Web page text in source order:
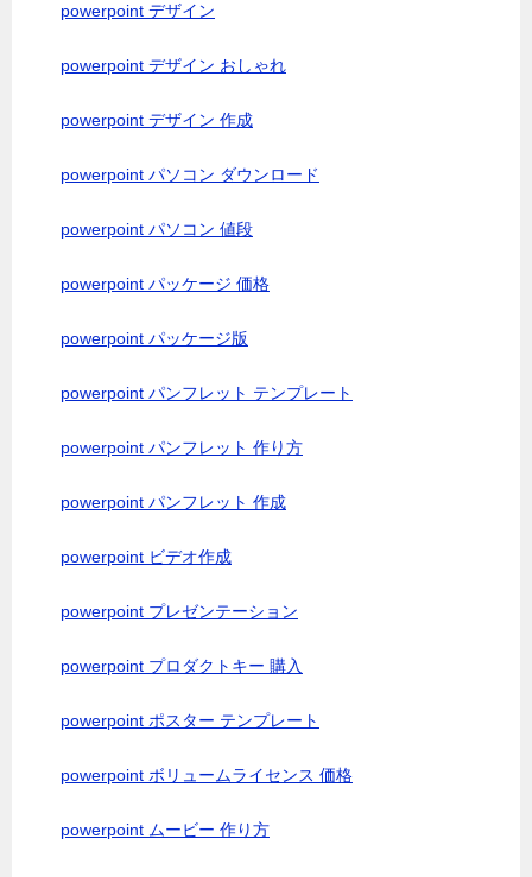
powerpoint デザイン
powerpoint デザイン おしゃれ
powerpoint デザイン 作成
powerpoint パソコン ダウンロード
powerpoint パソコン 値段
powerpoint パッケージ 価格
powerpoint パッケージ版
powerpoint パンフレット テンプレート
powerpoint パンフレット 作り方
powerpoint パンフレット 作成
powerpoint ビデオ作成
powerpoint プレゼンテーション
powerpoint プロダクトキー 購入
powerpoint ポスター テンプレート
powerpoint ボリュームライセンス 価格
powerpoint ムービー 作り方